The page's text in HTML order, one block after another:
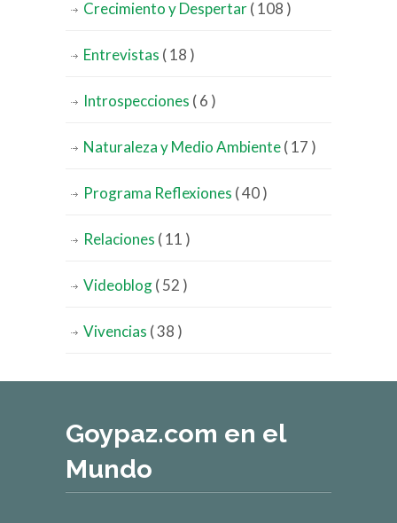
Crecimiento y Despertar( 108 )
Entrevistas ( 18 )
Introspecciones ( 6 )
Naturaleza y Medio Ambiente( 17 )
Programa Reflexiones ( 40 )
Relaciones ( 11 )
Videoblog( 52 )
Vivencias ( 38 )
Goypaz.com en el
Mundo